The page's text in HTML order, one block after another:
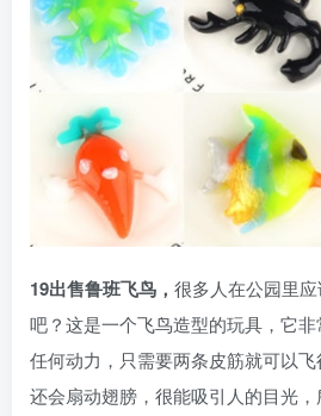
19出售鲁班飞鸟， 很多人在公园里
吧？这是一个飞鸟造型的玩具，它
任何动力，只需要两条皮筋就可以
还会扇动翅膀，很能吸引人的目光